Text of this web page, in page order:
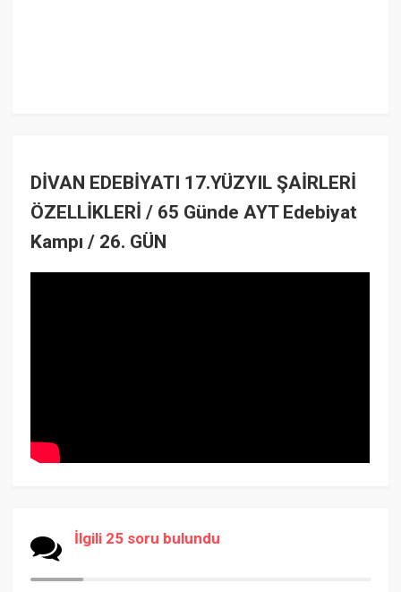
DİVAN EDEBİYATI 17.YÜZYIL ŞAİRLERİ
ÖZELLİKLERİ / 65 Günde AYT Edebiyat
Kampı / 26. GÜN
İlgili 25 soru bulundu